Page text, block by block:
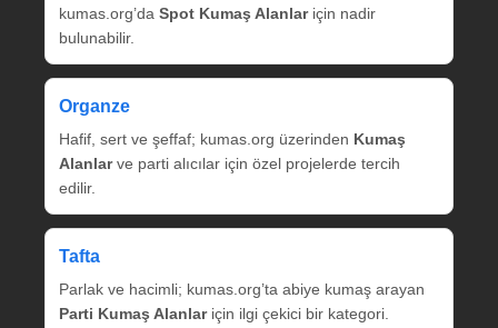
kumas.org’da Spot Kumaş Alanlariçin nadir
bulunabilir.
Organze
Hafif, sert ve şeffaf; kumas.org üzerinden Kumaş
Alanlarve parti alıcılar için özel projelerde tercih
edilir.
Tafta
Parlak ve hacimli; kumas.org’ta abiye kumaş arayan
Parti Kumaş Alanlariçin ilgi çekici bir kategori.